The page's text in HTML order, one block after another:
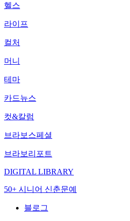
헬스
라이프
컬처
머니
테마
카드뉴스
컷&칼럼
브라보스페셜
브라보리포트
DIGITAL LIBRARY
50+ 시니어 신춘문예
블로그